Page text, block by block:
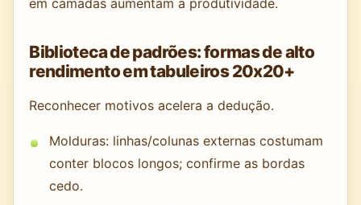
em camadas aumentam a produtividade.
Biblioteca de padrões: formas de alto
rendimento em tabuleiros 20x20+
Reconhecer motivos acelera a dedução.
Molduras: linhas/colunas externas costumam
conter blocos longos; confirme as bordas
cedo.